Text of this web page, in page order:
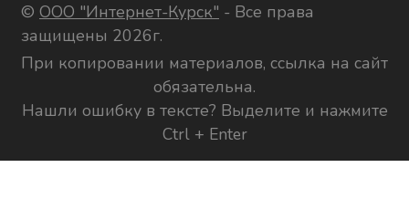
© ООО "Интернет-Курск" - Все права
защищены 2026г.
При копировании материалов, ссылка на сайт
обязательна.
Нашли ошибку в тексте? Выделите и нажмите
Ctrl + Enter